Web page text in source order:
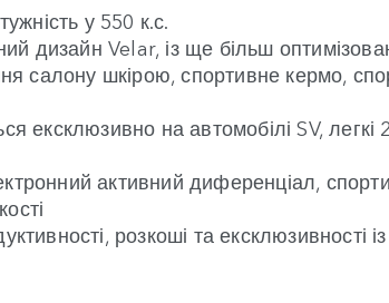
у 550 к.с.
дизайн Velar, із ще більш
салону шкірою, спортивне кермо,
ексклюзивно на автомобілі SV,
активний диференціал,
розкоші та ексклюзивності